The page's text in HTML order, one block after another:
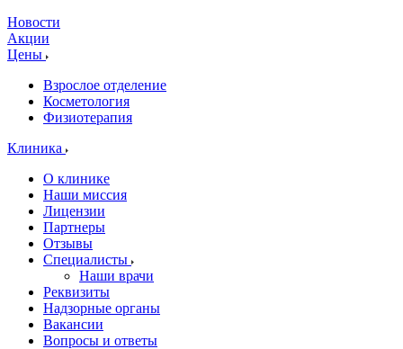
Новости
Акции
Цены
Взрослое отделение
Косметология
Физиотерапия
Клиника
О клинике
Наши миссия
Лицензии
Партнеры
Отзывы
Специалисты
Наши врачи
Реквизиты
Надзорные органы
Вакансии
Вопросы и ответы